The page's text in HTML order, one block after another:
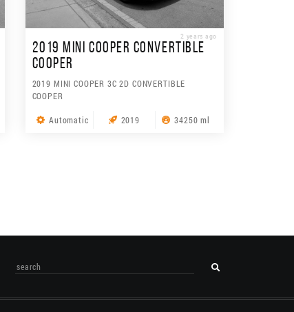
2 years ago
2019 MINI COOPER CONVERTIBLE
COOPER
2019 MINI COOPER 3C 2D CONVERTIBLE
COOPER
Automatic 2019 34250 ml